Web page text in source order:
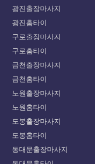
광진출장마사지
광진홈타이
구로출장마사지
구로홈타이
금천출장마사지
금천홈타이
노원출장마사지
노원홈타이
도봉출장마사지
도봉홈타이
동대문출장마사지